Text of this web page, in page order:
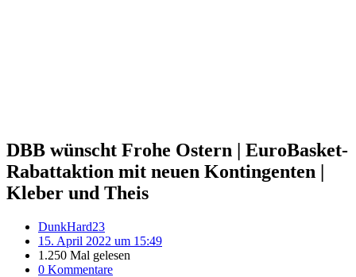
DBB wünscht Frohe Ostern | EuroBasket-
Rabattaktion mit neuen Kontingenten |
Kleber und Theis
DunkHard23
15. April 2022 um 15:49
1.250 Mal gelesen
0 Kommentare